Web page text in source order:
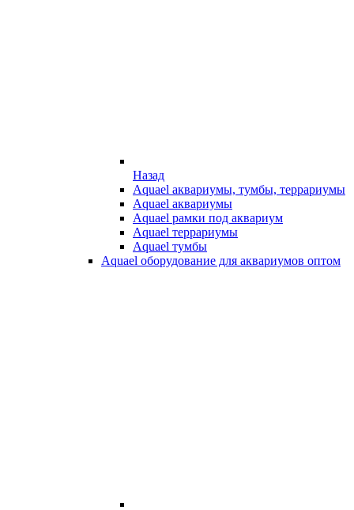
Назад
Aquael аквариумы, тумбы, террариумы
Aquael аквариумы
Aquael рамки под аквариум
Aquael террариумы
Aquael тумбы
Aquael оборудование для аквариумов оптом